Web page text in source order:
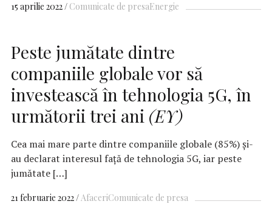
15 aprilie 2022 Comunicate de presaEnergie
Peste jumătate dintre
companiile globale vor să
investească în tehnologia 5G, în
următorii trei ani (EY)
Cea mai mare parte dintre companiile globale (85%) şi-
au declarat interesul faţă de tehnologia 5G, iar peste
jumătate […]
21 februarie 2022 AfaceriComunicate de presa